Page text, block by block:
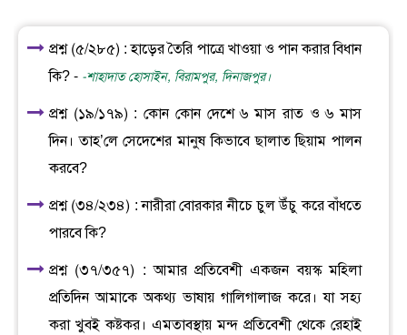
প্রশ্ন (৫/২৮৫) : হাড়ের তৈরি পাত্রে খাওয়া ও পান করার বিধান
কি? - -শাহাদাত হোসাইন, বিরামপুর, দিনাজপুর।
প্রশ্ন (১৯/১৭৯) : কোন কোন দেশে ৬ মাস রাত ও ৬ মাস
দিন। তাহ’লে সেদেশের মানুষ কিভাবে ছালাত ছিয়াম পালন
করবে?
প্রশ্ন (৩৪/২৩৪) : নারীরা বোরকার নীচে চুল উঁচু করে বাঁধতে
পারবে কি?
প্রশ্ন (৩৭/৩৫৭) : আমার প্রতিবেশী একজন বয়স্ক মহিলা
প্রতিদিন আমাকে অকথ্য ভাষায় গালিগালাজ করে। যা সহ্য
করা খুবই কষ্টকর। এমতাবস্থায় মন্দ প্রতিবেশী থেকে রেহাই